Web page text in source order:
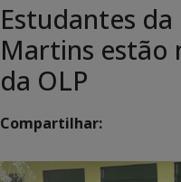
Estudantes da
Martins estão
da OLP
Compartilhar: